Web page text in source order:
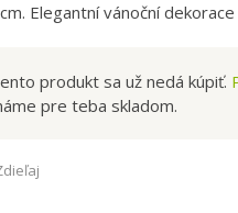
Elegantní vánoční
produkt sa už nedá kúpiť.
pre teba skladom.